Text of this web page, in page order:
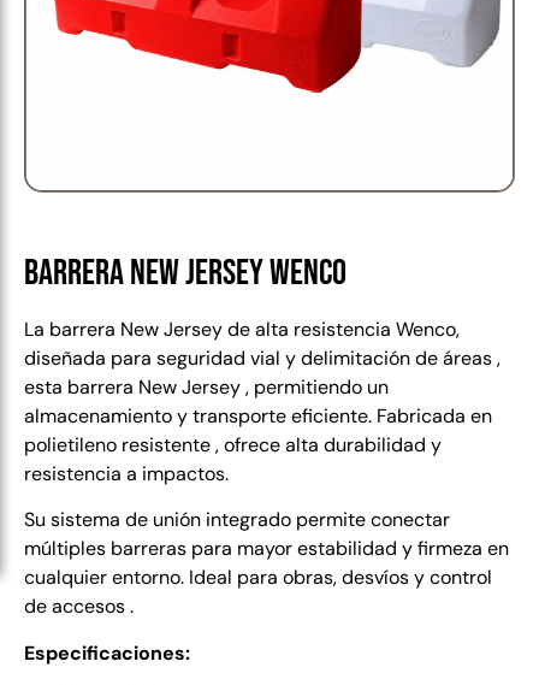
Barrera New Jersey Wenco
La barrera New Jersey de alta resistencia Wenco,
diseñada para seguridad vial y delimitación de áreas ,
esta barrera New Jersey , permitiendo un
almacenamiento y transporte eficiente. Fabricada en
polietileno resistente , ofrece alta durabilidad y
resistencia a impactos.
Su sistema de unión integrado permite conectar
múltiples barreras para mayor estabilidad yfirmeza en
cualquier entorno. Ideal para obras, desvíos y control
de accesos .
Especificaciones: